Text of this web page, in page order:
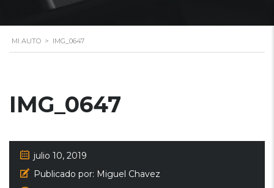
MI AUTO > IMG_0647
IMG_0647
julio 10, 2019
Publicado por: Miguel Chavez